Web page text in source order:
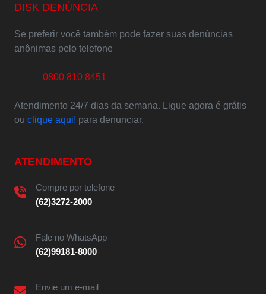
DISK DENÚNCIA
Se preferir você também pode fazer suas denúncias
anônimas pelo telefone
0800 810 8451
Atendimento 24/7 dias da semana. Ligue agora é grátis
ou clique aqui! para denunciar.
ATENDIMENTO
Compre por telefone
(62)3272-2000
Fale no WhatsApp
(62)99181-8000
Envie um e-mail